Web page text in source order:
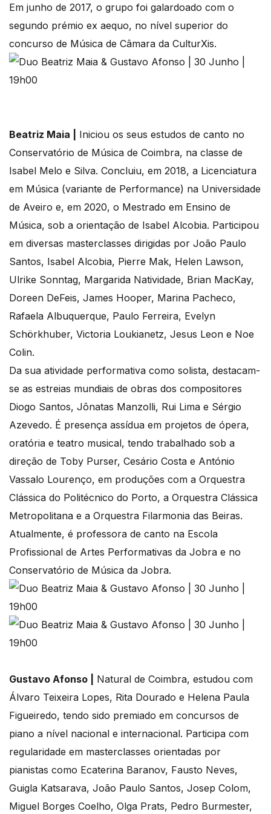
Em junho de 2017, o grupo foi galardoado com o
segundo prémio ex aequo, no nível superior do
concurso de Música de Câmara da CulturXis.
Beatriz Maia |
Iniciou os seus estudos de canto no
Conservatório de Música de Coimbra, na classe de
Isabel Melo e Silva. Concluiu, em 2018, a Licenciatura
em Música (variante de Performance) na Universidade
de Aveiro e, em 2020, o Mestrado em Ensino de
Música, sob a orientação de Isabel Alcobia. Participou
em diversas masterclasses dirigidas por João Paulo
Santos, Isabel Alcobia, Pierre Mak, Helen Lawson,
Ulrike Sonntag, Margarida Natividade, Brian MacKay,
Doreen DeFeis, James Hooper, Marina Pacheco,
Rafaela Albuquerque, Paulo Ferreira, Evelyn
Schörkhuber, Victoria Loukianetz, Jesus Leon e Noe
Colin.
Da sua atividade performativa como solista, destacam-
se as estreias mundiais de obras dos compositores
Diogo Santos, Jônatas Manzolli, Rui Lima e Sérgio
Azevedo. É presença assídua em projetos de ópera,
oratória e teatro musical, tendo trabalhado sob a
direção de Toby Purser, Cesário Costa e António
Vassalo Lourenço, em produções com a Orquestra
Clássica do Politécnico do Porto, a Orquestra Clássica
Metropolitana e a Orquestra Filarmonia das Beiras.
Atualmente, é professora de canto na Escola
Profissional de Artes Performativas da Jobra e no
Conservatório de Música da Jobra.
Gustavo Afonso |
Natural de Coimbra, estudou com
Álvaro Teixeira Lopes, Rita Dourado e Helena Paula
Figueiredo, tendo sido premiado em concursos de
piano a nível nacional e internacional. Participa com
regularidade em masterclasses orientadas por
pianistas como Ecaterina Baranov, Fausto Neves,
Guigla Katsarava, João Paulo Santos, Josep Colom,
Miguel Borges Coelho, Olga Prats, Pedro Burmester,